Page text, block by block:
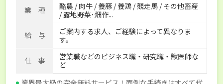
独立支援可能
社会保険完備 単身寮あり
世帯寮あり
寮･社宅相談可
業 種
酪農 / 肉牛 / 養豚 / 養鶏 / 競走馬 / その他畜産
/ 露地野菜･畑作...
給 与
ご案内する求人、ご経験によって異なりま
す。
仕 事
営業職などのビジネス職・研究職・獣医師な
ど